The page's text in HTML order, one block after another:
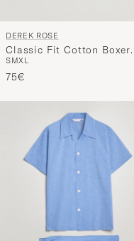
DEREK ROSE
Classic Fit Cotton Boxer
Shorts Blue
SMXL
75€